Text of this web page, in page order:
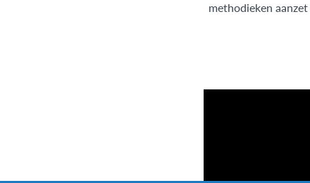
methodieken